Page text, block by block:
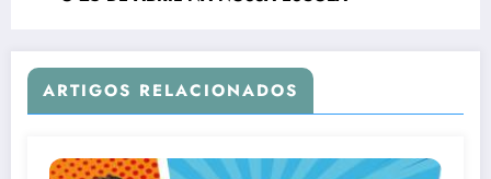
ARTIGOS RELACIONADOS